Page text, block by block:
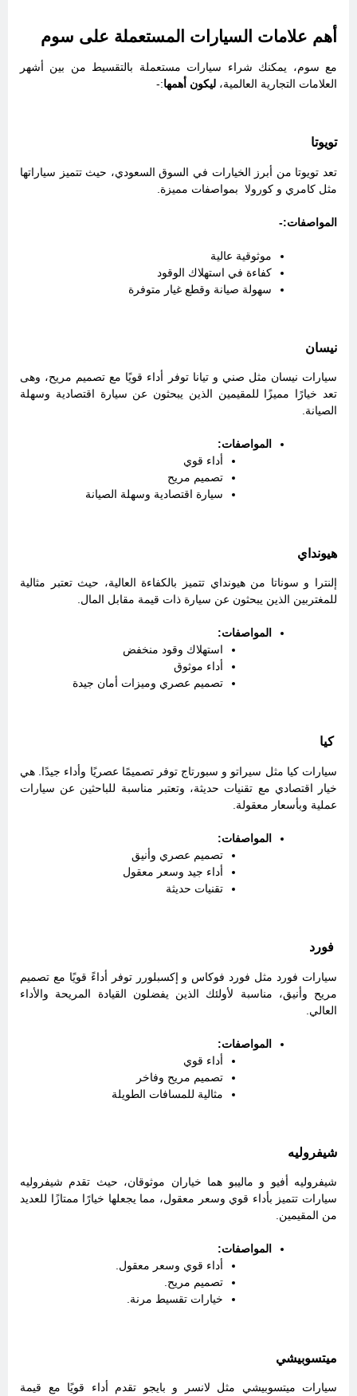
أهم علامات السيارات المستعملة على سوم
مع سوم، يمكنك شراء سيارات مستعملة بالتقسيط من بين أشهر
العلامات التجارية العالمية، ليكون أهمها:-
تويوتا
تعد تويوتا من أبرز الخيارات في السوق السعودي، حيث تتميز سياراتها
مثل كامري و كورولا بمواصفات مميزة.
المواصفات:-
موثوقية عالية
كفاءة في استهلاك الوقود
سهولة صيانة وقطع غيار متوفرة
نيسان
سيارات نيسان مثل صني و تيانا توفر أداء قويًا مع تصميم مريح، وهى
تعد خيارًا مميزًا للمقيمين الذين يبحثون عن سيارة اقتصادية وسهلة
الصيانة.
المواصفات:
أداء قوي
تصميم مريح
سيارة اقتصادية وسهلة الصيانة
هيونداي
إلنترا و سوناتا من هيونداي تتميز بالكفاءة العالية، حيث تعتبر مثالية
للمغتربين الذين يبحثون عن سيارة ذات قيمة مقابل المال.
المواصفات:
استهلاك وقود منخفض
أداء موثوق
تصميم عصري وميزات أمان جيدة
كيا
سيارات كيا مثل سيراتو و سبورتاج توفر تصميمًا عصريًا وأداء جيدًا. هي
خيار اقتصادي مع تقنيات حديثة، وتعتبر مناسبة للباحثين عن سيارات
عملية وبأسعار معقولة.
المواصفات:
تصميم عصري وأنيق
أداء جيد وسعر معقول
تقنيات حديثة
فورد
سيارات فورد مثل فورد فوكاس و إكسبلورر توفر أداءً قويًا مع تصميم
مريح وأنيق، مناسبة لأولئك الذين يفضلون القيادة المريحة والأداء
العالي.
المواصفات:
أداء قوي
تصميم مريح وفاخر
مثالية للمسافات الطويلة
شيفروليه
شيفروليه أفيو و ماليبو هما خياران موثوقان، حيث تقدم شيفروليه
سيارات تتميز بأداء قوي وسعر معقول، مما يجعلها خيارًا ممتازًا للعديد
من المقيمين.
المواصفات:
أداء قوي وسعر معقول.
تصميم مريح.
خيارات تقسيط مرنة.
ميتسوبيشي
سيارات ميتسوبيشي مثل لانسر و بايجو تقدم أداء قويًا مع قيمة